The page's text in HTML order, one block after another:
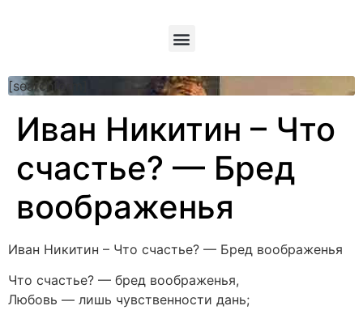
[searchform]
Иван Никитин – Что
счастье? — Бред
воображенья
Иван Никитин – Что счастье? — Бред воображенья
Что счастье? — бред воображенья,
Любовь — лишь чувственности дань;